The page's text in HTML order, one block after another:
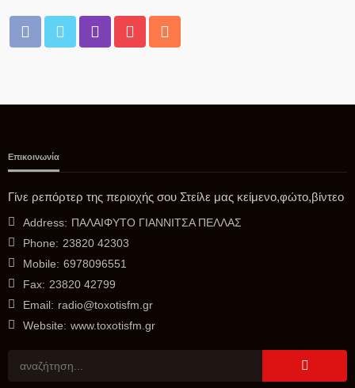
ΑΣΤΥΝΟΜΊΑ
Έφτασε στην Ελλάδα η 46χρονη κατηγορούμενη για
ΑΘΛΗΤΙΚΆ
Επικοινωνία
Γίνε ρεπόρτερ της περιοχής σου Στείλε μας κείμενο,φώτο,βίντεο
Address: ΠΑΛΑΙΦΥΤΟ ΓΙΑΝΝΙΤΣΑ ΠΕΛΛΑΣ
Phone: 23820 42303
Mobile: 6978096551
Fax: 23820 42799
Email: radio@toxotisfm.gr
Website: www.toxotisfm.gr